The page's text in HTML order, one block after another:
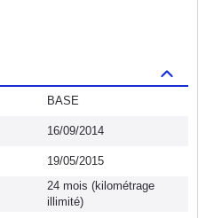
BASE
16/09/2014
19/05/2015
24 mois (kilométrage
illimité)